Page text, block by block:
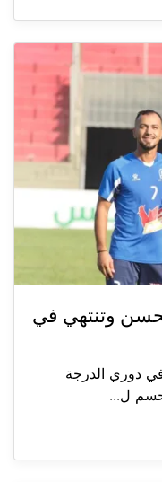
وتنتهي في
دوري الدرجة
حسم ل...